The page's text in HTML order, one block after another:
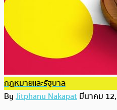
กฎหมายและรัฐบาล
ByJitphanu Nakapatมีนาคม